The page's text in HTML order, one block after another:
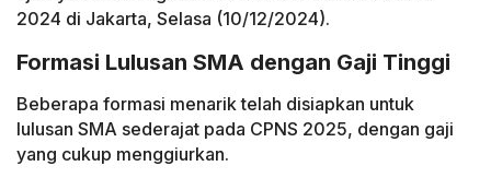
2024 di Jakarta, Selasa (10/12/2024).
Formasi Lulusan SMA dengan Gaji Tinggi
Beberapa formasi menarik telah disiapkan untuk
lulusan SMA sederajat pada CPNS 2025, dengan gaji
yang cukup menggiurkan.